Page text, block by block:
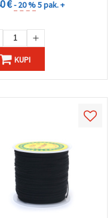
€- 20 %5 pak. +
KUPI